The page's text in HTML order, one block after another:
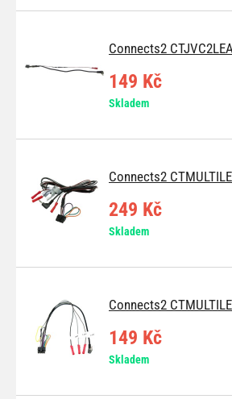
Connects2
149 Kč
Skladem
Connects2
249 Kč
Skladem
Connects2
149 Kč
Skladem